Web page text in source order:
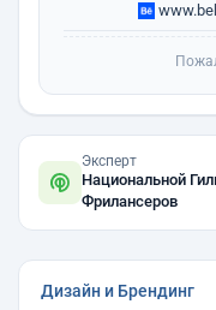
Эксперт
Национальной
Фрилансеров
Дизайн и Брендинг